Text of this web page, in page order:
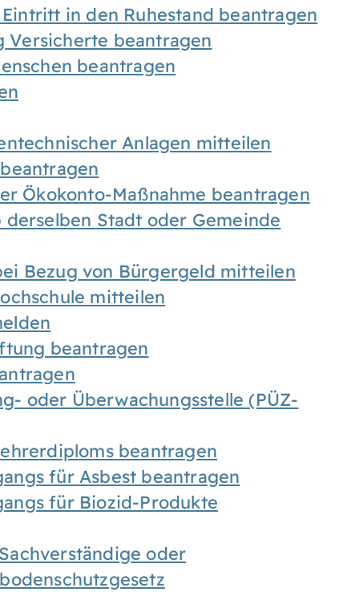
in den Ruhestand beantragen
Versicherte beantragen
beantragen
Anlagen mitteilen
Ökokonto-Maßnahme beantragen
Stadt oder Gemeinde
Bezug von Bürgergeld mitteilen
mitteilen
beantragen
oder Überwachungsstelle (PÜZ-
beantragen
für Asbest beantragen
für Biozid-Produkte
oder